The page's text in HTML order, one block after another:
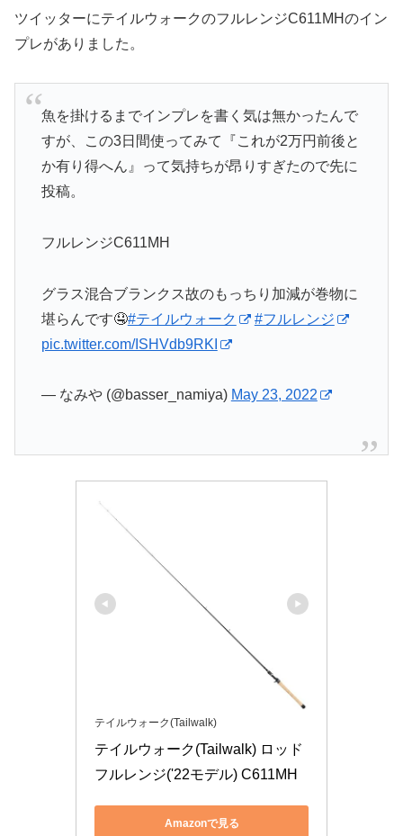
ツイッターにテイルウォークのフルレンジC611MHのイン
プレがありました。
魚を掛けるまでインプレを書く気は無かったんで
すが、この3日間使ってみて『これが2万円前後と
か有り得へん』って気持ちが昂りすぎたので先に
投稿。
フルレンジC611MH
グラス混合ブランクス故のもっちり加減が巻物に
堪らんです🤤#テイルウォーク
#フルレンジ
pic.twitter.com/ISHVdb9RKI
— なみや (@basser_namiya) May 23, 2022
テイルウォーク(Tailwalk)
テイルウォーク(Tailwalk) ロッド
フルレンジ('22モデル) C611MH
Amazonで見る